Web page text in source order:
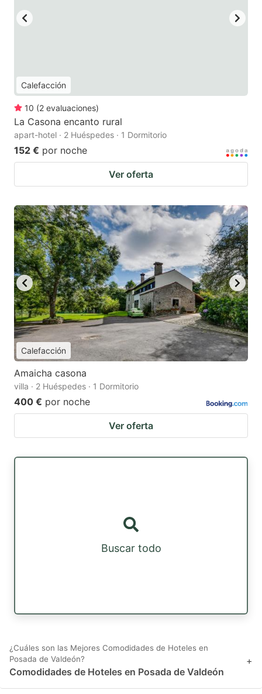
Calefacción
10 (2 evaluaciones)
La Casona encanto rural
apart-hotel · 2 Huéspedes · 1 Dormitorio
152 € por noche
Ver oferta
Calefacción
Amaicha casona
villa · 2 Huéspedes · 1 Dormitorio
400 € por noche
Ver oferta
Buscar todo
¿Cuáles son las Mejores Comodidades de Hoteles en
Posada de Valdeón?
Comodidades de Hoteles en Posada de Valdeón
+